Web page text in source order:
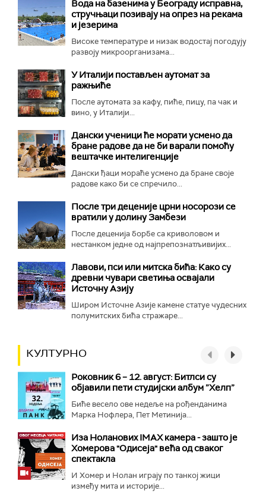
Вода на базенима у Београду исправна,
стручњаци позивају на опрез на рекама
и језерима
Високе температуре и низак водостај погодују
развоју микроорганизама...
У Италији постављен аутомат за
ражњиће
После аутомата за кафу, пиће, пицу, па чак и
вино, у Италији...
Дански ученици ће морати усмено да
бране радове да не би варали помоћу
вештачке интелигенције
Дански ђаци мораће усмено да бране своје
радове како би се спречило...
После три деценије црни носорози се
вратили у долину Замбези
После деценија борбе са криволовом и
нестанком једне од најпрепознатљивијих...
Лавови, пси или митска бића: Како су
древни чувари светиња освајали
Источну Азију
Широм Источне Азије камене статуе чудесних
полумитских бића стражаре...
КУЛТУРНО
Роковник 6 – 12. август: Битлси су
објавили пети студијски албум ”Хелп”
Биће весело ове недеље на рођенданима
Марка Нофлера, Пет Метинија...
Иза Ноланових IMAX камера - зашто је
Хомерова "Одисеја" већа од сваког
спектакла
И Хомер и Нолан играју по танкој жици
између мита и историје...